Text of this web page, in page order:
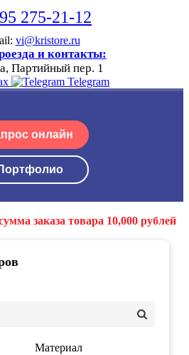
275-21-12
vi@kristore.ru
и контакты:
Партийный пер. 1
Telegram
онлайн
заказа товара 10,000 рублей
Материал